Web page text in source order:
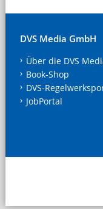
DVS Media GmbH
Über die DVS
Book-Shop
DVS-
JobPortal